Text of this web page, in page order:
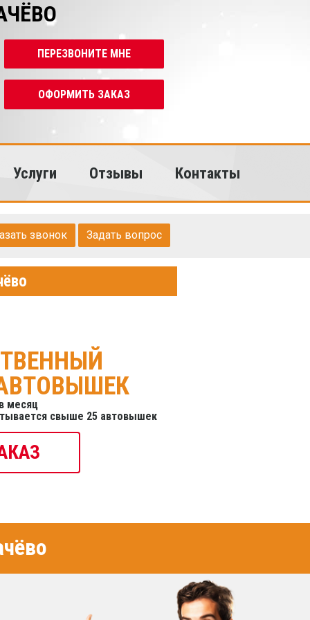
ПЕРЕЗВОНИТЕ МНЕ
ОФОРМИТЬ ЗАКАЗ
Услуги Отзывы Контакты
звонок Задать вопрос
месяц
свыше 25 автовышек